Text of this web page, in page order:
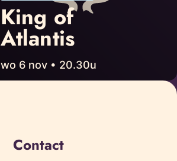
King of
Atlantis
wo 6 nov • 20.30u
Contact